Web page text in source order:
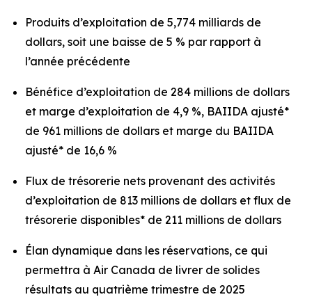
Produits d’exploitation de 5,774 milliards de
dollars, soit une baisse de 5 % par rapport à
l’année précédente
Bénéfice d’exploitation de 284 millions de dollars
et marge d’exploitation de 4,9 %, BAIIDA ajusté*
de 961 millions de dollars et marge du BAIIDA
ajusté* de 16,6 %
Flux de trésorerie nets provenant des activités
d’exploitation de 813 millions de dollars et flux de
trésorerie disponibles* de 211 millions de dollars
Élan dynamique dans les réservations, ce qui
permettra à Air Canada de livrer de solides
résultats au quatrième trimestre de 2025